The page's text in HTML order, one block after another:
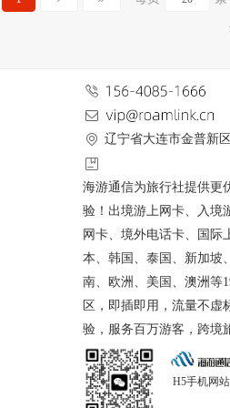
辽宁省大连市金普新
海游通信为旅行社提供更
验！出境游上网卡、入境
网卡、境外电话卡、国际
本、韩国、泰国、新加坡
南、欧洲、美国、澳洲等
区，即插即用，流量不虚
验，服务百万游客，跨境
H5手机网站